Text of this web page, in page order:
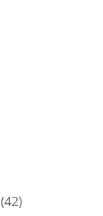
(42)